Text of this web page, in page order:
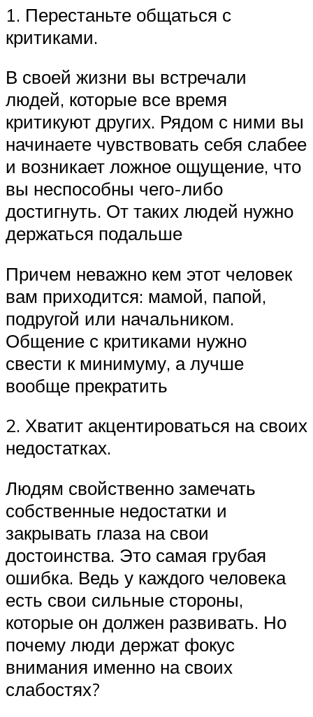
1. Перестаньте общаться с
критиками.
В своей жизни вы встречали
людей, которые все время
критикуют других. Рядом с ними вы
начинаете чувствовать себя слабее
и возникает ложное ощущение, что
вы неспособны чего-либо
достигнуть. От таких людей нужно
держаться подальше
Причем неважно кем этот человек
вам приходится: мамой, папой,
подругой или начальником.
Общение с критиками нужно
свести к минимуму, а лучше
вообще прекратить
2. Хватит акцентироваться на своих
недостатках.
Людям свойственно замечать
собственные недостатки и
закрывать глаза на свои
достоинства. Это самая грубая
ошибка. Ведь у каждого человека
есть свои сильные стороны,
которые он должен развивать. Но
почему люди держат фокус
внимания именно на своих
слабостях?